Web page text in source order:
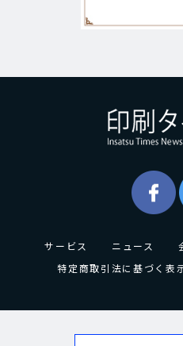
サービス ニュース
特定商取引法に基づく表